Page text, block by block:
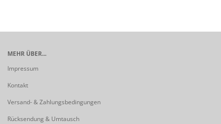
MEHR ÜBER...
Impressum
Kontakt
Versand- & Zahlungsbedingungen
Rücksendung & Umtausch